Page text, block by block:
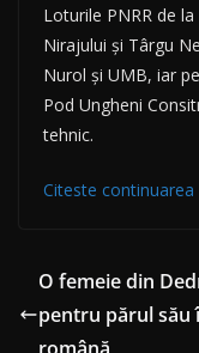
Loturile PNRR de
Nirajului și Târgu
Nurol și UMB, iar
Pod Ungheni
tehnic.
Citeste continuarea
O femeie din
pentru părul său